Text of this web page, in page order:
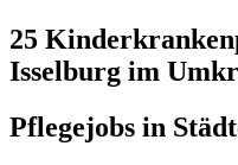
25
Isselburg im
Pflegejobs in